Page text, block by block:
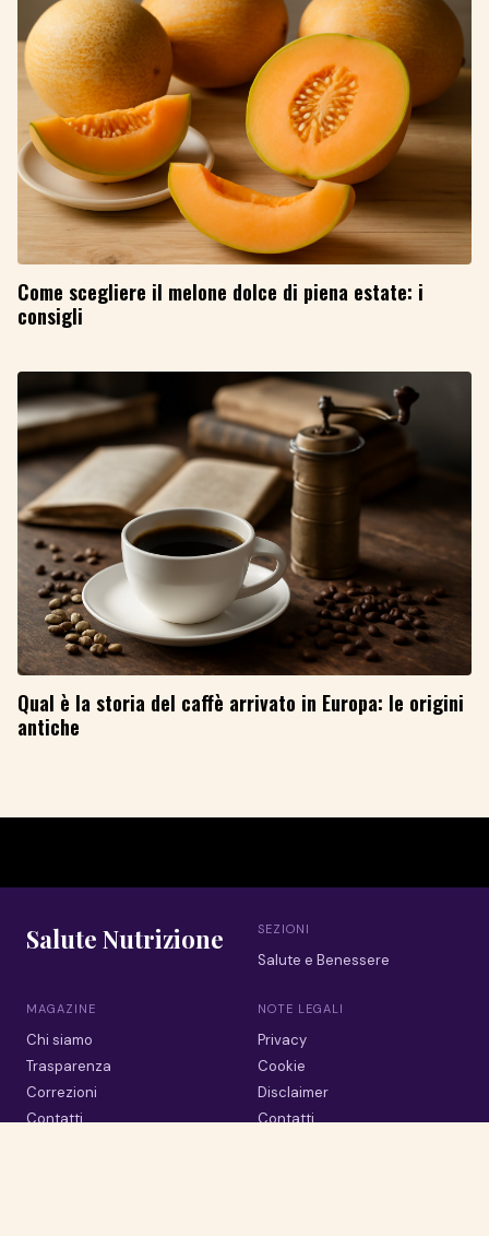
Come scegliere il melone dolce di piena estate: i
consigli
Qual è la storia del caffè arrivato in Europa: le origini
antiche
Salute Nutrizione SEZIONI
Salute e Benessere
MAGAZINE
Chi siamo
Trasparenza
Correzioni
Contatti
NOTE LEGALI
Privacy
Cookie
Disclaimer
Contatti